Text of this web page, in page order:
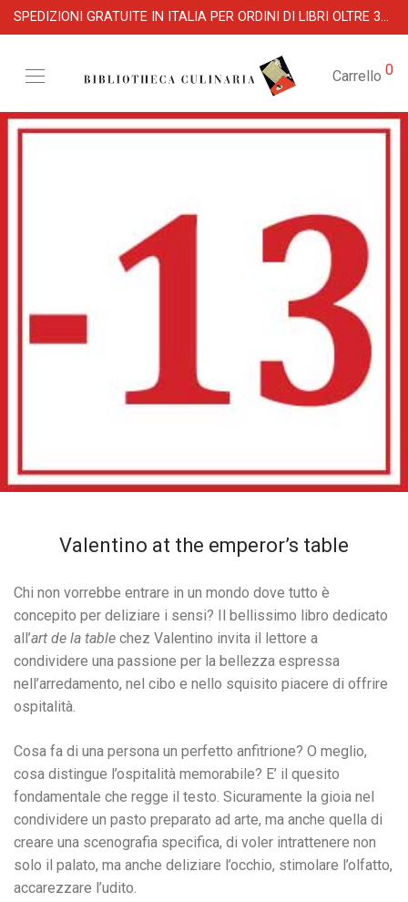
SPEDIZIONI GRATUITE IN ITALIA PER ORDINI DI LIBRI OLTRE 39 €
Carrello 0
Valentino at the emperor’s table
Chi non vorrebbe entrare in un mondo dove tutto è
concepito per deliziare i sensi? Il bellissimo libro dedicato
all’art de la table chez Valentino invita il lettore a
condividere una passione per la bellezza espressa
nell’arredamento, nel cibo e nello squisito piacere di offrire
ospitalità.
Cosa fa di una persona un perfetto anfitrione? O meglio,
cosa distingue l’ospitalità memorabile? E’ il quesito
fondamentale che regge il testo. Sicuramente la gioia nel
condividere un pasto preparato ad arte, ma anche quella di
creare una scenografia specifica, di voler intrattenere non
solo il palato, ma anche deliziare l’occhio, stimolare l’olfatto,
accarezzare l’udito.